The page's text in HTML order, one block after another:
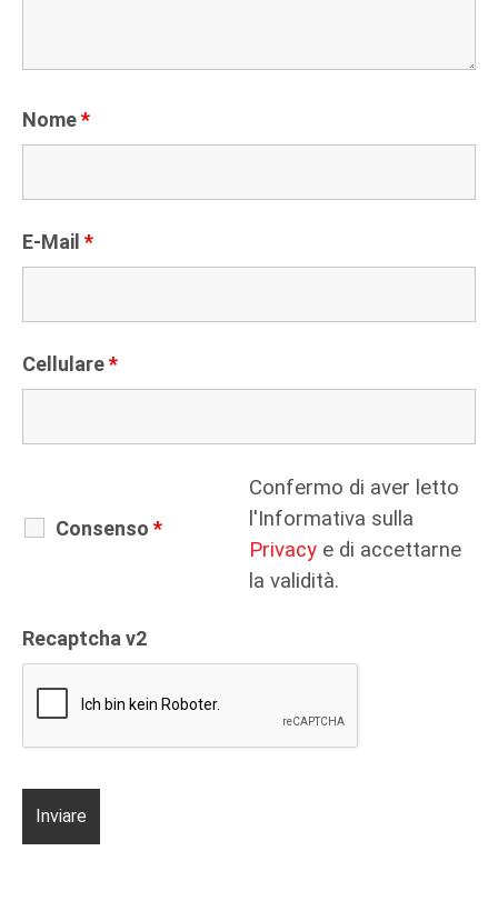
Nome*
E-Mail *
Cellulare*
Consenso *
Confermo di aver letto
l'Informativa sulla
Privacy e di accettarne
la validità.
Recaptcha v2